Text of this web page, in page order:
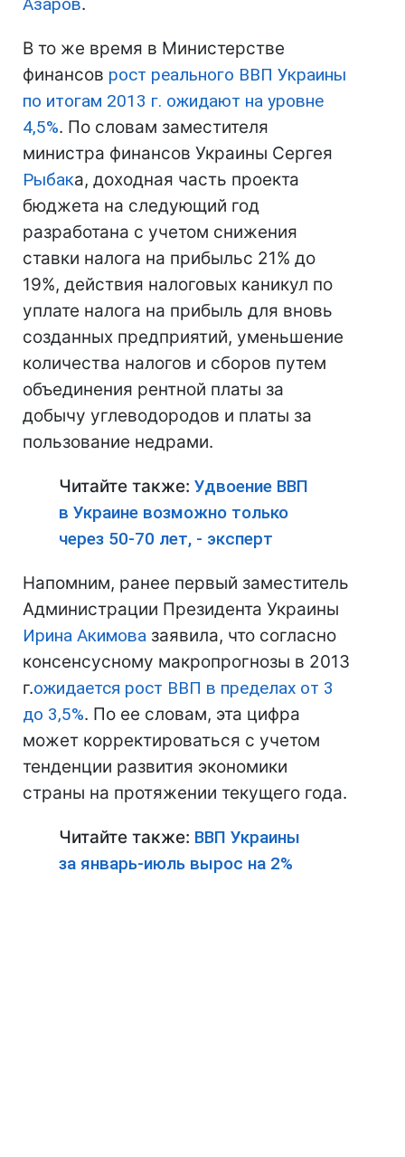
В то же время в Министерстве
финансов рост реального ВВП Украины
по итогам 2013 г. ожидают на уровне
4,5%. По словам заместителя
министра финансов Украины Сергея
Рыбака, доходная часть проекта
бюджета на следующий год
разработана с учетом снижения
ставки налога на прибыльс 21% до
19%, действия налоговых каникул по
уплате налога на прибыль для вновь
созданных предприятий, уменьшение
количества налогов и сборов путем
объединения рентной платы за
добычу углеводородов и платы за
пользование недрами.
Читайте также: Удвоение ВВП
в Украине возможно только
через 50-70 лет, - эксперт
Напомним, ранее первый заместитель
Администрации Президента Украины
Ирина Акимова заявила, что согласно
консенсусному макропрогнозы в 2013
г.ожидается рост ВВП в пределах от 3
до 3,5%. По ее словам, эта цифра
может корректироваться с учетом
тенденции развития экономики
страны на протяжении текущего года.
Читайте также: ВВП Украины
за январь-июль вырос на 2%